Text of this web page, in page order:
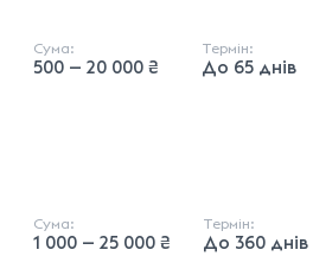
Сума:
500 — 20 000 ₴
Термін:
До 65 днів
Сума:
1 000 — 25 000 ₴
Термін:
До 360 днів